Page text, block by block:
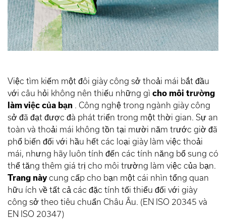
Việc tìm kiếm một đôi giày công sở thoải mái bắt đầu
với câu hỏi không nên thiếu những gì cho môi trường
làm việc của bạn . Công nghệ trong ngành giày công
sở đã đạt được đà phát triển trong một thời gian. Sự an
toàn và thoải mái không tồn tại mười năm trước giờ đã
phổ biến đối với hầu hết các loại giày làm việc thoải
mái, nhưng hãy luôn tính đến các tính năng bổ sung có
thể tăng thêm giá trị cho môi trường làm việc của bạn.
Trang nàycung cấp cho bạn một cái nhìn tổng quan
hữu ích về tất cả các đặc tính tối thiểu đối với giày
công sở theo tiêu chuẩn Châu Âu. (EN ISO 20345 và
EN ISO 20347)